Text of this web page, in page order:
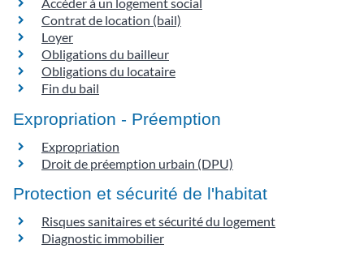
Contrat de location (bail)
Loyer
Obligations du bailleur
Obligations du locataire
Fin du bail
Expropriation - Préemption
Expropriation
Droit de préemption urbain (DPU)
Protection et sécurité de l'habitat
Risques sanitaires et sécurité du logement
Diagnostic immobilier